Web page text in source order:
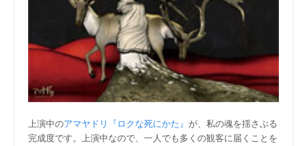
上演中のアマヤドリ『ロクな死にかた』 が、私の魂を揺さぶる
完成度です。上演中なので、一人でも多くの観客に届くことを